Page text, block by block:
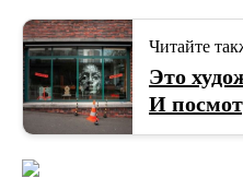
Читайте
Это
И